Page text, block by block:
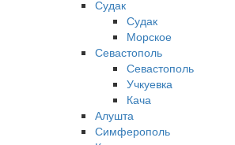
Судак
Судак
Морское
Севастополь
Севастополь
Учкуевка
Кача
Алушта
Симферополь